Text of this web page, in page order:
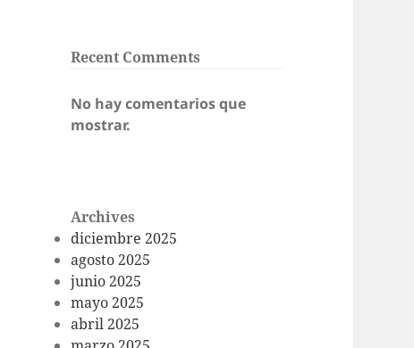
Recent Comments
No hay comentarios que
mostrar.
Archives
diciembre 2025
agosto 2025
junio 2025
mayo 2025
abril 2025